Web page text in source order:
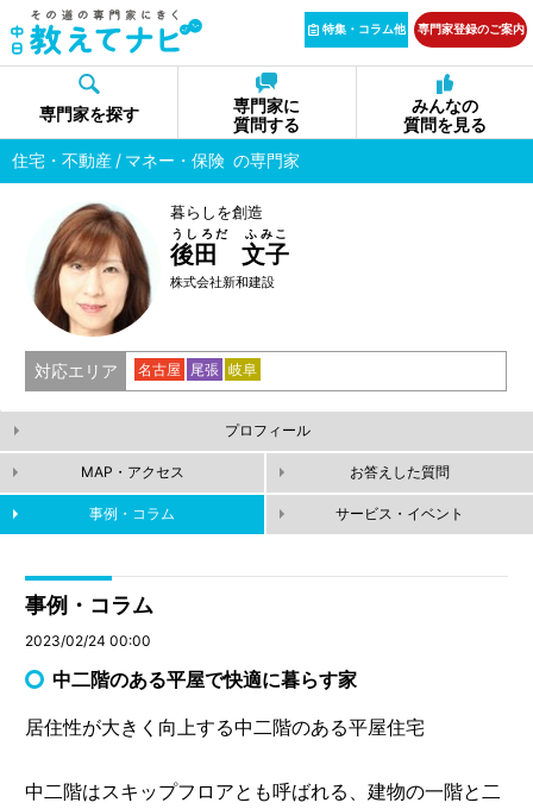
特集・コラム他 専門家登録のご案内
専門家を探す
専門家に
質問する
みんなの
質問を見る
住宅・不動産
マネー・保険 の専門家
暮らしを創造
後田 文子
うしろだ ふみこ
株式会社新和建設
対応エリア 名古屋 尾張 岐阜
プロフィール
MAP・アクセス お答えした質問
事例・コラム サービス・イベント
事例・コラム
2023/02/24 00:00
中二階のある平屋で快適に暮らす家
居住性が大きく向上する中二階のある平屋住宅
中二階はスキップフロアとも呼ばれる、建物の一階と二